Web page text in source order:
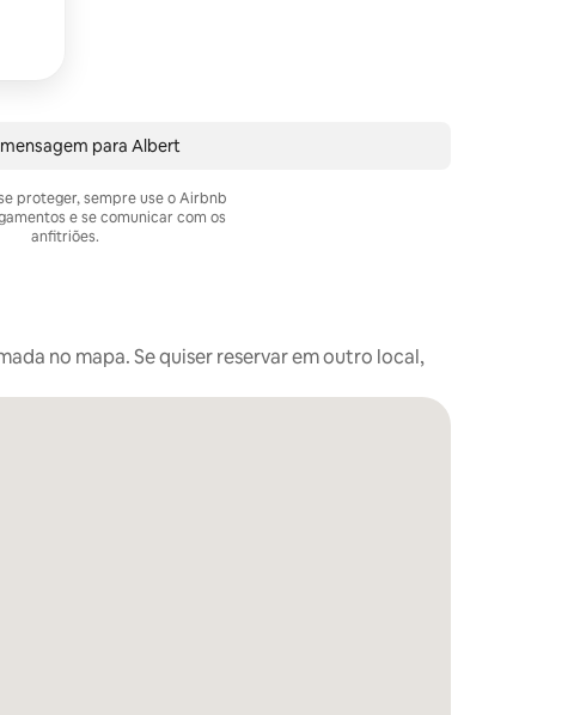
mensagem para Albert
proteger, sempre use o Airbnb
e se comunicar com os
anfitriões.
no mapa. Se quiser reservar em outro local,